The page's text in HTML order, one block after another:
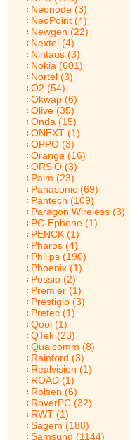
Neonode (3)
NeoPoint (4)
Newgen (22)
Nextel (4)
Nintaus (3)
Nokia (601)
Nortel (3)
O2 (54)
Okwap (6)
Olive (35)
Onda (15)
ONEXT (1)
OPPO (3)
Orange (16)
ORSiO (3)
Palm (23)
Panasonic (69)
Pantech (109)
Paragon Wireless (3)
PC-Ephone (1)
PENCK (1)
Pharos (4)
Philips (190)
Phoenix (1)
Possio (2)
Premier (1)
Prestigio (3)
Pretec (1)
Qool (1)
QTek (23)
Qualcomm (8)
Rainford (3)
Realvision (1)
ROAD (1)
Rolsen (6)
RoverPC (32)
RWT (1)
Sagem (188)
Samsung (1144)